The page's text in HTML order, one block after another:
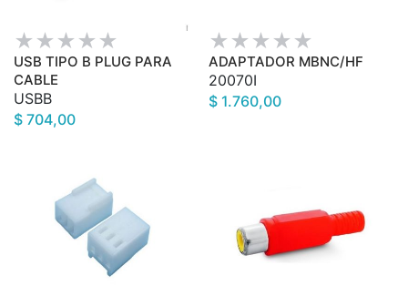
USB TIPO B PLUG PARA
CABLE
USBB
$ 704,00
ADAPTADOR MBNC/HF
20070I
$ 1.760,00